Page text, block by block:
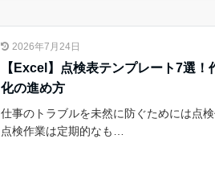
2026年7月24日
【Excel】点検表テンプレート7選！
化の進め方
仕事のトラブルを未然に防ぐためには点検
点検作業は定期的なも…